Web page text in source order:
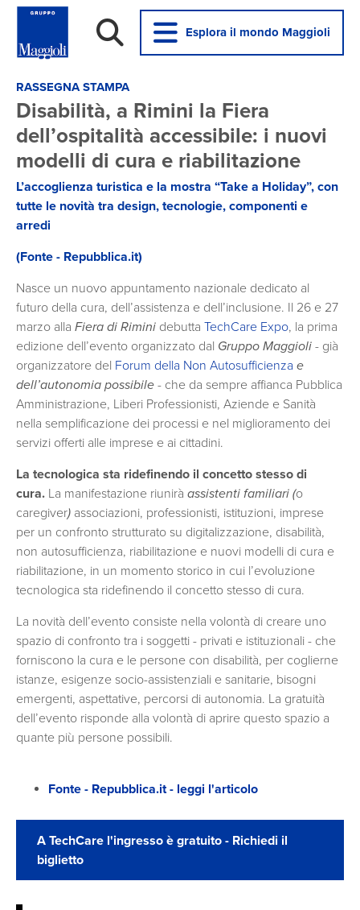
Esplora il mondo Maggioli
RASSEGNA STAMPA
Disabilità, a Rimini la Fiera
dell’ospitalità accessibile: i nuovi
modelli di cura e riabilitazione
L’accoglienza turistica e la mostra “Take a Holiday”, con
tutte le novità tra design, tecnologie, componenti e
arredi
(Fonte - Repubblica.it)
Nasce un nuovo appuntamento nazionale dedicato al
futuro della cura, dell’assistenza e dell’inclusione. Il 26 e 27
marzo alla Fiera di Rimini debutta TechCare Expo, la prima
edizione dell’evento organizzato dal Gruppo Maggioli - già
organizzatore del Forum della Non Autosufficienza e
dell’autonomia possibile - che da sempre affianca Pubblica
Amministrazione, Liberi Professionisti, Aziende e Sanità
nella semplificazione dei processi e nel miglioramento dei
servizi offerti alle imprese e ai cittadini.
La tecnologica sta ridefinendo il concetto stesso di
cura. La manifestazione riunirà assistenti familiari (o
caregiver) associazioni, professionisti, istituzioni, imprese
per un confronto strutturato su digitalizzazione, disabilità,
non autosufficienza, riabilitazione e nuovi modelli di cura e
riabilitazione, in un momento storico in cui l’evoluzione
tecnologica sta ridefinendo il concetto stesso di cura.
La novità dell’evento consiste nella volontà di creare uno
spazio di confronto tra i soggetti - privati e istituzionali - che
forniscono la cura e le persone con disabilità, per coglierne
istanze, esigenze socio-assistenziali e sanitarie, bisogni
emergenti, aspettative, percorsi di autonomia. La gratuità
dell’evento risponde alla volontà di aprire questo spazio a
quante più persone possibili.
Fonte - Repubblica.it - leggi l'articolo
A TechCare l'ingresso è gratuito - Richiedi il
biglietto